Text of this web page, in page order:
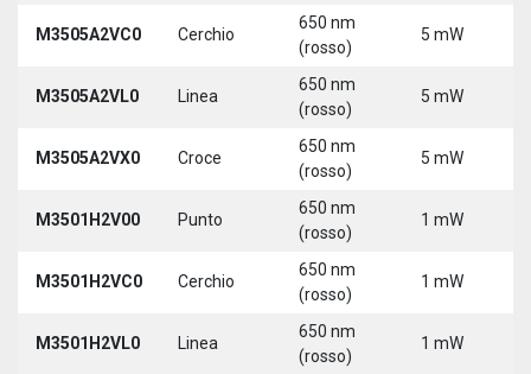
M3505A2VC0 Cerchio
650 nm
(rosso)
5 mW
M3505A2VL0 Linea
650 nm
(rosso)
5 mW
M3505A2VX0 Croce
650 nm
(rosso)
5 mW
M3501H2V00 Punto
650 nm
(rosso)
1 mW
M3501H2VC0 Cerchio
650 nm
(rosso)
1 mW
M3501H2VL0 Linea
650 nm
(rosso)
1 mW